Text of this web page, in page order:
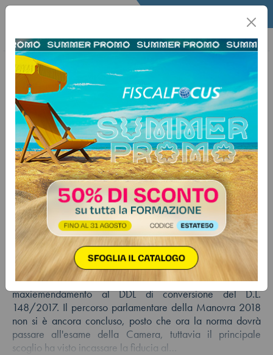
Home Quotidiano Il Quotidiano Articoli Fisco
20 novembre 2017
Categorie: Iva > Adempimenti
Addio stampa IVA Acquisti e Fatture
Emesse, Spesometro più leggero.
Con il maxiemendamento qualcosa
(ma non troppo) cambia in senso
positivo
Autore:
Sandra Pennacini
E' stato approvato il 16 novembre in Senato il
maxiemendamento al DDL di conversione del D.L.
148/2017. Il percorso parlamentare della Manovra 2018
non si è ancora concluso, posto che ora la norma dovrà
passare all'esame della Camera, tuttavia il principale
scoglio ha visto incassare la fiducia al…